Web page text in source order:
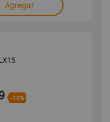
Agregar
-10%